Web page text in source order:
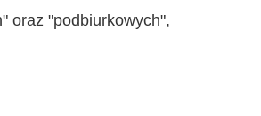
oraz "podbiurkowych",